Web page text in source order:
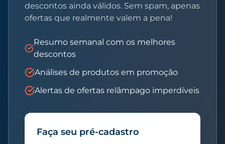
descontos ainda válidos. Sem spam, apenas
ofertas que realmente valem a pena!
Resumo semanal com os melhores
descontos
Análises de produtos em promoção
Alertas de ofertas relâmpago imperdíveis
Faça seu pré-cadastro